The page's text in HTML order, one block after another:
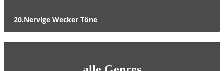
20.Nervige Wecker Töne